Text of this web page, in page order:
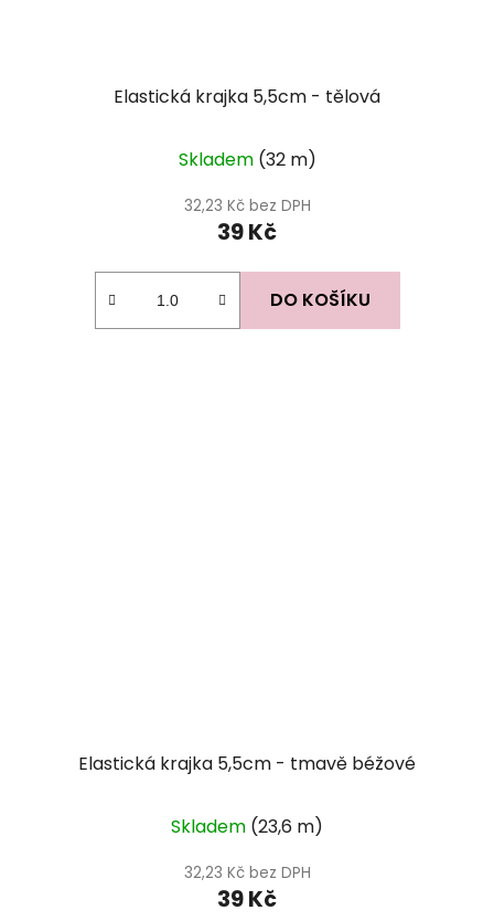
Elastická krajka 5,5cm - tělová
Skladem (32 m)
32,23 Kč bez DPH
39 Kč
DO KOŠÍKU
Elastická krajka 5,5cm - tmavě béžové
Skladem (23,6 m)
32,23 Kč bez DPH
39 Kč